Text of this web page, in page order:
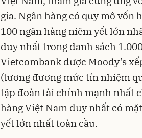
gia. Ngân hàng có quy mô vốn
100 ngân hàng niêm yết lớn
duy nhất trong danh sách
Vietcombank được Moody’s
(tương đương mức tín nhiệm
tập đoàn tài chính mạnh nhất
hàng Việt Nam duy nhất có
yết lớn nhất toàn cầu.